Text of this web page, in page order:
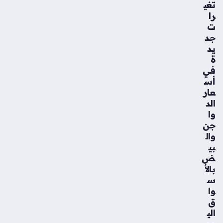
مبا
در
ة
في
ال
ش
وف
ة
تن
ج
ح
في
اس
تق
طا
ب
أكث
ر
من
تغي
را
ت
جد
يد
ة
في
أس
عار
الد
وا
جن
وال
بي
ض
بالأ
س
وا
ق
الي